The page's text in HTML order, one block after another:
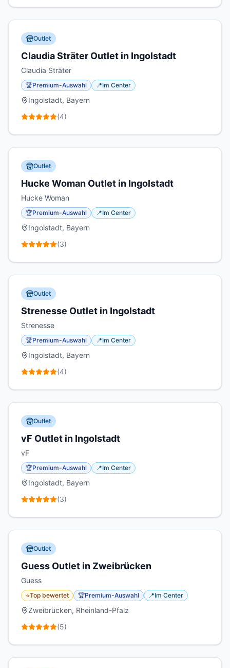
Outlet
Claudia Sträter Outlet in Ingolstadt
Claudia Sträter
🏆Premium-Auswahl 📍Im Center
Ingolstadt, Bayern
(4)
Outlet
Hucke Woman Outlet in Ingolstadt
Hucke Woman
🏆Premium-Auswahl 📍Im Center
Ingolstadt, Bayern
(3)
Outlet
Strenesse Outlet in Ingolstadt
Strenesse
🏆Premium-Auswahl 📍Im Center
Ingolstadt, Bayern
(4)
Outlet
vF Outlet in Ingolstadt
vF
🏆Premium-Auswahl 📍Im Center
Ingolstadt, Bayern
(3)
Outlet
Guess Outlet in Zweibrücken
Guess
⭐Top bewertet 🏆Premium-Auswahl 📍Im Center
Zweibrücken, Rheinland-Pfalz
(5)